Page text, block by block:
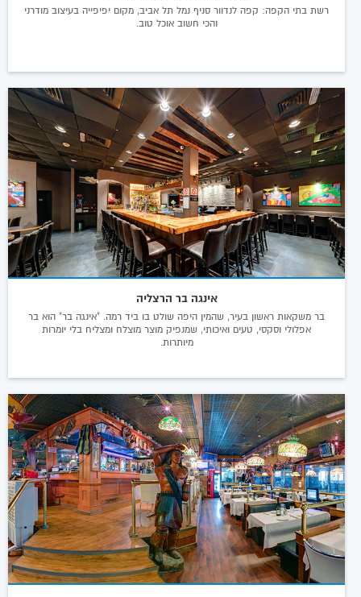
רשת בתי הקפה: קפה לנדוור סניף נמל תל אביב, מקום יפיפייה בעיצוב מודרני
והכי חשוב אוכל טוב.
אינגה בר הרצליה
בר משקאות ראשון בעיר, שהמין היפה שולט בו ביד רמה. "אינגה בר" הוא בר
אפלולי וסקסי, טעים ואיכותי, שמנפיק מוצר מוצלח ומצליח בלי יומרות
מיותרות.